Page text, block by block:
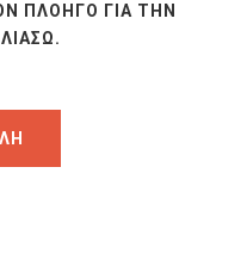
ΠΛΟΗΓΌ ΓΙΑ ΤΗΝ